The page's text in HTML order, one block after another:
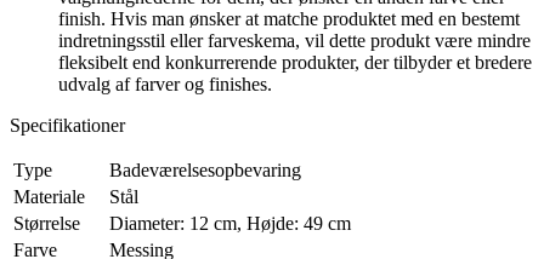
finish. Hvis man ønsker at matche produktet med en bestemt
indretningsstil eller farveskema, vil dette produkt være mindre
fleksibelt end konkurrerende produkter, der tilbyder et bredere
udvalg af farver og finishes.
Specifikationer
Type
Badeværelsesopbevaring
Materiale
Stål
Størrelse
Diameter: 12 cm, Højde: 49 cm
Farve
Messing